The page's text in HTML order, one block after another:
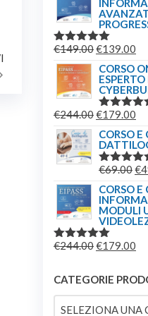
ERA:
€209.00.
È:
VALUTATO
5.00SU 5
€149.00IL
PREZZO
ERA:
€149.00.
€139.00
È:
CORSO
VALUTATO
€244.00IL
PREZZO
ERA:
€179.00
È:
CORSO
€69.00IL
€
CORSO
MODULI
VALUTATO
€244.00IL
ERA:
€244.00.
€179.00
È:
CATEGORIE
SELEZIONA UNA